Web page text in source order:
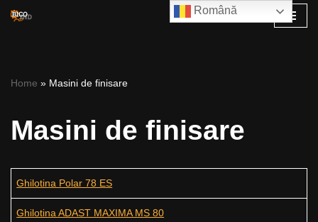
content
Home » Masini de finisare
Masini de finisare
Ghilotina Polar 78 ES
Ghilotina ADAST MAXIMA MS 80
Română